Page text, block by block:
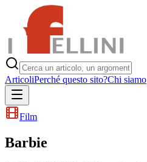
ArticoliPerché questo sito?Chi siamo
Film
Barbie